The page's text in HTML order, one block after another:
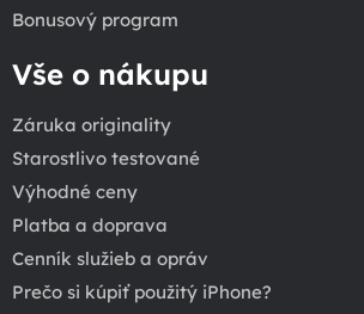
Bonusový program
Vše o nákupu
Záruka originality
Starostlivo testované
Výhodné ceny
Platba a doprava
Cenník služieb a opráv
Prečo si kúpiť použitý iPhone?